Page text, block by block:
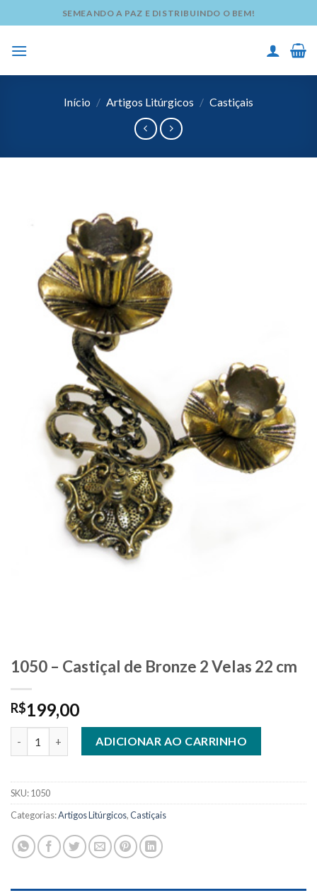
to
content
SEMEANDO A PAZ E DISTRIBUINDO O BEM!
Início / Artigos Litúrgicos / Castiçais
1050 – Castiçal de Bronze 2 Velas 22 cm
R$199,00
1050 - Castiçal de Bronze 2 Velas 22 cm quantidade
ADICIONAR AO CARRINHO
SKU:1050
Categorias:Artigos Litúrgicos,Castiçais